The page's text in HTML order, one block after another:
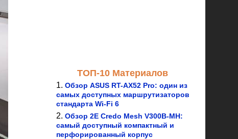
ТОП-10 Материалов
Обзор ASUS RT-AX52 Pro: один из
самых доступных маршрутизаторов
стандарта Wi-Fi 6
Обзор 2E Credo Mesh V300B-MH:
самый доступный компактный и
перфорированный корпус